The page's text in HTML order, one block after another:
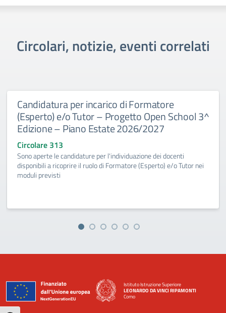
Circolari, notizie, eventi correlati
Candidatura per incarico di Formatore
(Esperto) e/o Tutor – Progetto Open School 3^
Edizione – Piano Estate 2026/2027
Circolare 313
Sono aperte le candidature per l'individuazione dei docenti
disponibili a ricoprire il ruolo di Formatore (Esperto) e/o Tutor nei
moduli previsti
Istituto Istruzione Superiore
LEONARDO DA VINCI RIPAMONTI
Como